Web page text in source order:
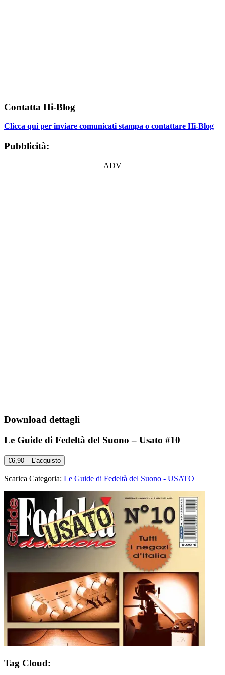
Contatta Hi-Blog
Clicca qui per inviare comunicati stampa o contattare Hi-Blog
Pubblicità:
ADV
Download dettagli
Le Guide di Fedeltà del Suono – Usato #10
€6,90 – L'acquisto
Scarica Categoria: Le Guide di Fedeltà del Suono - USATO
Tag Cloud: